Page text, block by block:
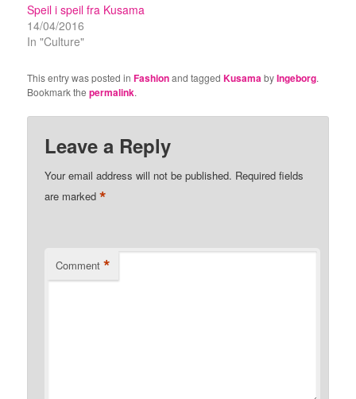
Speil i speil fra Kusama
14/04/2016
In "Culture"
This entry was posted inFashionand taggedKusamabyIngeborg.
Bookmark thepermalink.
Leave a Reply
Your email address will not be published. Required fields
are marked*
Comment *